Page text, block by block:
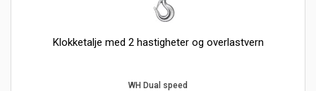
Klokketalje med 2 hastigheter og overlastvern
WH Dual speed